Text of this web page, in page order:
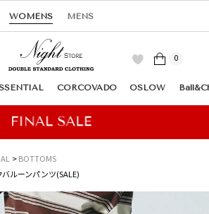
WOMENS MENS
0
CORCOVADO OSLOW
BOTTOMS
ルーンパンツ(SALE)